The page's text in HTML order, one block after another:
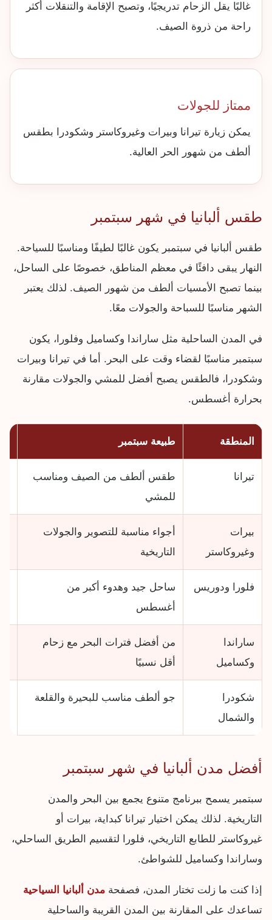
غالبًا يقل الزحام تدريجيًا، وتصبح الإقامة والتنقلات أكثر
راحة من ذروة الصيف.
ممتاز للجولات
يمكن زيارة تيرانا وبيرات وغيروكاستر وشكودرا بطقس
ألطف من شهور الحر العالية.
طقس ألبانيا في شهر سبتمبر
طقس ألبانيا في سبتمبر يكون غالبًا لطيفًا ومناسبًا للسياحة.
النهار يبقى دافئًا في معظم المناطق، خصوصًا على الساحل،
بينما تصبح الأمسيات ألطف من شهور الصيف. لذلك يعتبر
الشهر مناسبًا للسباحة والجولات معًا.
في المدن الساحلية مثل ساراندا وكساميل وفلورا، يكون
سبتمبر مناسبًا لقضاء وقت على البحر. أما في تيرانا وبيرات
وشكودرا، فالطقس يصبح أفضل للمشي والجولات مقارنة
بحرارة أغسطس.
المنطقة طبيعة سبتمبر
تيرانا
طقس ألطف من الصيف ومناسب
للمشي
بيرات
وغيروكاستر
أجواء مناسبة للتصوير والجولات
التاريخية
فلورا ودوريس
ساحل جيد وهدوء أكبر من
أغسطس
ساراندا
وكساميل
من أفضل فترات البحر مع زحام
أقل نسبيًا
شكودرا
والشمال
جو ألطف مناسب للبحيرة والقلعة
أفضل مدن ألبانيا في شهر سبتمبر
سبتمبر يسمح ببرنامج متنوع يجمع بين البحر والمدن
التاريخية. لذلك يمكن اختيار تيرانا كبداية، بيرات أو
غيروكاستر للطابع التاريخي، فلورا لتقسيم الطريق الساحلي،
وساراندا وكساميل للشواطئ.
إذا كنت ما زلت تختار المدن، فصفحة مدن ألبانيا السياحية
تساعدك على المقارنة بين المدن القريبة والساحلية